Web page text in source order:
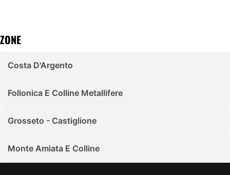
ZONE
Costa D'Argento
Follonica E Colline Metallifere
Grosseto - Castiglione
Monte Amiata E Colline